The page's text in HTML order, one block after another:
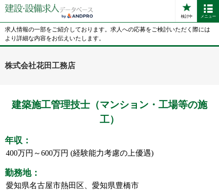
検討中 メニュー
求人情報の一部をご紹介しております。求人への応募をご検討いただく際には
より詳細な内容をお伝えいたします。
株式会社花田工務店
建築施工管理技士（マンション・工場等の施
工）
年収：
400万円～600万円 (経験能力考慮の上優遇)
勤務地：
愛知県名古屋市熱田区、愛知県豊橋市